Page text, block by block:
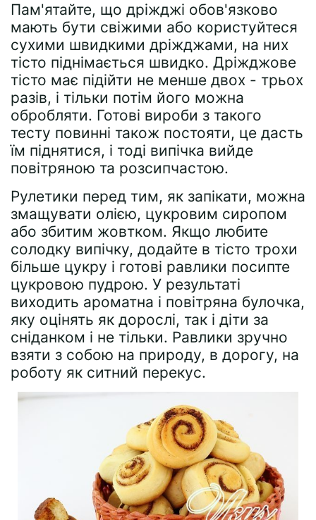
Пам'ятайте, що дріжджі обов'язково
мають бути свіжими або користуйтеся
сухими швидкими дріжджами, на них
тісто піднімається швидко. Дріжджове
тісто має підійти не менше двох - трьох
разів, і тільки потім його можна
обробляти. Готові вироби з такого
тесту повинні також постояти, це дасть
їм піднятися, і тоді випічка вийде
повітряною та розсипчастою.
Рулетики перед тим, як запікати, можна
змащувати олією, цукровим сиропом
або збитим жовтком. Якщо любите
солодку випічку, додайте в тісто трохи
більше цукру і готові равлики посипте
цукровою пудрою. У результаті
виходить ароматна і повітряна булочка,
яку оцінять як дорослі, так і діти за
сніданком і не тільки. Равлики зручно
взяти з собою на природу, в дорогу, на
роботу як ситний перекус.